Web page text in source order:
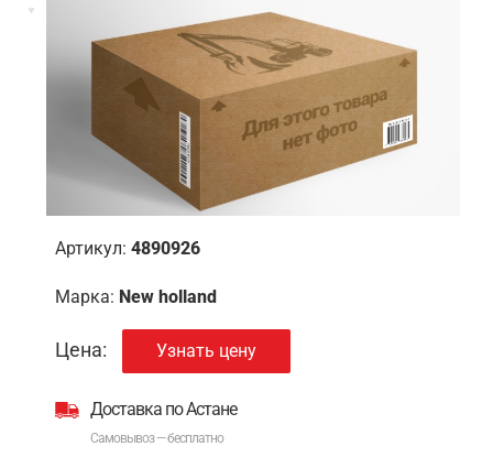
Артикул: 4890926
Марка: New holland
Цена: Узнать цену
Доставка по Астане
Самовывоз — бесплатно